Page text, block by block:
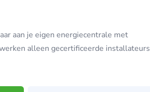
aan je eigen energiecentrale met
alleen gecertificeerde installateurs